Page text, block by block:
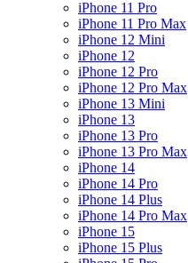
iPhone 11 Pro
iPhone 11 Pro Max
iPhone 12 Mini
iPhone 12
iPhone 12 Pro
iPhone 12 Pro Max
iPhone 13 Mini
iPhone 13
iPhone 13 Pro
iPhone 13 Pro Max
iPhone 14
iPhone 14 Pro
iPhone 14 Plus
iPhone 14 Pro Max
iPhone 15
iPhone 15 Plus